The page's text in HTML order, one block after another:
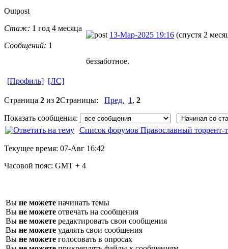
Outpost
Стаж: 1 год 4 месяца
Сообщений: 1
13-Мар-2025 19:16 (спустя 2
беззаботное.
[Профиль] [ЛС]
Страница 2 из 2Страницы: Пред. 1 , 2
Показать сообщения:
Список форумов Православный торрент-
Текущее время: 07-Авг 16:42
Часовой пояс: GMT + 4
Вы не можете начинать темы
Вы не можете отвечать на сообщения
Вы не можете редактировать свои сообщения
Вы не можете удалять свои сообщения
Вы не можете голосовать в опросах